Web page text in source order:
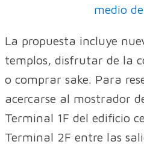
medio
La propuesta incluye
templos, disfrutar de la
o comprar sake. Para
acercarse al mostrador
Terminal 1F del edificio
Terminal 2F entre las